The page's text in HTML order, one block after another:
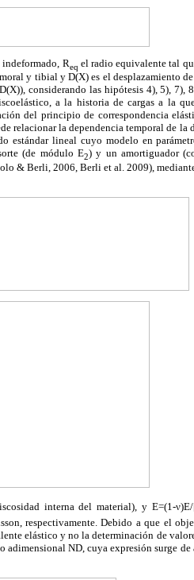
indeformado, Req el radio equivalente tal
y tibial y D(X) es el desplazamiento
considerando las hipótesis 4), 5), 7),
a la historia de cargas a la
del principio de correspondencia
relacionar la dependencia temporal de la
lineal cuyo modelo en
(de módulo E2) y un amortiguador
& Berli, 2006, Berli et al. 2009),
interna del material), y E=(1-
respectivamente. Debido a que el
elástico y no la determinación de
ND, cuya expresión surge